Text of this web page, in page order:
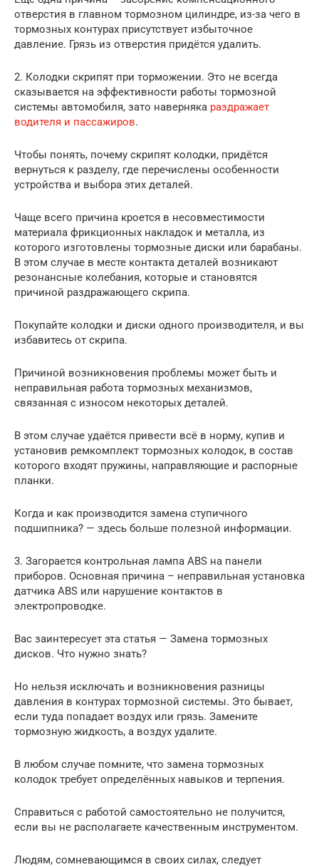
отверстия в главном тормозном цилиндре, из-за чего в
тормозных контурах присутствует избыточное
давление. Грязь из отверстия придётся удалить.
2. Колодки скрипят при торможении. Это не всегда
сказывается на эффективности работы тормозной
системы автомобиля, зато наверняка раздражает
водителя и пассажиров.
Чтобы понять, почему скрипят колодки, придётся
вернуться к разделу, где перечислены особенности
устройства и выбора этих деталей.
Чаще всего причина кроется в несовместимости
материала фрикционных накладок и металла, из
которого изготовлены тормозные диски или барабаны.
В этом случае в месте контакта деталей возникают
резонансные колебания, которые и становятся
причиной раздражающего скрипа.
Покупайте колодки и диски одного производителя, и вы
избавитесь от скрипа.
Причиной возникновения проблемы может быть и
неправильная работа тормозных механизмов,
связанная с износом некоторых деталей.
В этом случае удаётся привести всё в норму, купив и
установив ремкомплект тормозных колодок, в состав
которого входят пружины, направляющие и распорные
планки.
Когда и как производится замена ступичного
подшипника? — здесь больше полезной информации.
3. Загорается контрольная лампа ABS на панели
приборов. Основная причина – неправильная установка
датчика ABS или нарушение контактов в
электропроводке.
Вас заинтересует эта статья — Замена тормозных
дисков. Что нужно знать?
Но нельзя исключать и возникновения разницы
давления в контурах тормозной системы. Это бывает,
если туда попадает воздух или грязь. Замените
тормозную жидкость, а воздух удалите.
В любом случае помните, что замена тормозных
колодок требует определённых навыков и терпения.
Справиться с работой самостоятельно не получится,
если вы не располагаете качественным инструментом.
Людям, сомневающимся в своих силах, следует